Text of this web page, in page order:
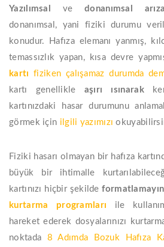
Yazılımsal ve donanımsal
donanımsal, yani fiziki durumu
konudur. Hafıza elemanı yanmış,
temassızlık yapan, kısa devre
kartı fiziken çalışamaz durumda
kartı genellikle aşırı ısınarak
kartınızdaki hasar durumunu
görmek için ilgili yazımızı
Fiziki hasarı olmayan bir hafıza
büyük bir ihtimalle
kartınızı hiçbir şekildeformatlamayın
kurtarma programları ile
hareket ederek dosyalarınızı
noktada 8 Adımda Bozuk Hafıza